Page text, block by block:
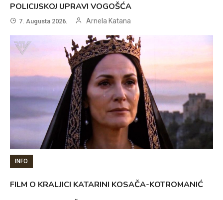
POLICIJSKOJ UPRAVI VOGOŠĆA
7. Augusta 2026. Arnela Katana
INFO
FILM O KRALJICI KATARINI KOSAČA-KOTROMANIĆ